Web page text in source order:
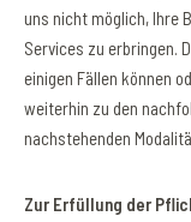
uns nicht möglich, Ihre
Services zu erbringen.
einigen Fällen können
weiterhin zu den
nachstehenden
Zur Erfüllung der